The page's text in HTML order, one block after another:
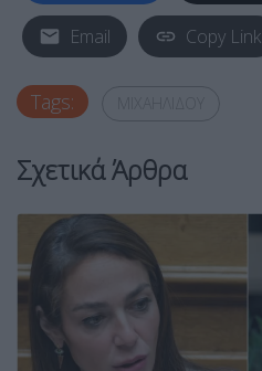
Email Copy Link
Tags:
Σχετικά Άρθρα